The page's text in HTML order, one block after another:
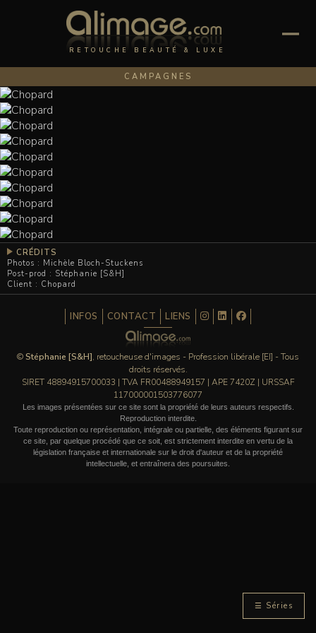
RETOUCHE BEAUTÉ & LUXE
CAMPAGNES
CRÉDITS
Photos : Michèle Bloch-Stuckens
Post-prod : Stéphanie [S&H]
Client : Chopard
☰ Séries
INFOS CONTACT LIENS
©Stéphanie [S&H], retoucheuse d'images - Profession libérale [EI] - Tous
droits réservés.
SIRET 48894915700033 | TVA FR00488949157 | APE 7420Z | URSSAF
117000001503776077
Les images présentées sur ce site sont la propriété de leurs auteurs respectifs.
Reproduction interdite.
Toute reproduction ou représentation, intégrale ou partielle, des éléments figurant sur
ce site, par quelque procédé que ce soit, est strictement interdite en vertu de la
législation française et internationale sur le droit d'auteur et de la propriété
intellectuelle, et entraînera des poursuites.